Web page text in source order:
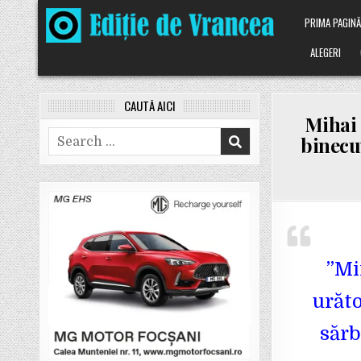
Skip
to
content
PRIMA PAGINĂ
ALEGERI
Mihai
CAUTĂ AICI
Search
for: